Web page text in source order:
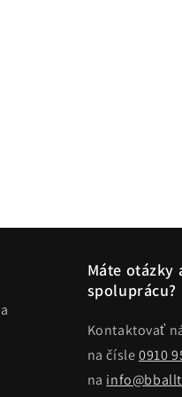
Máte otázky
spoluprácu?
Kontaktovať
na čísle0910
na